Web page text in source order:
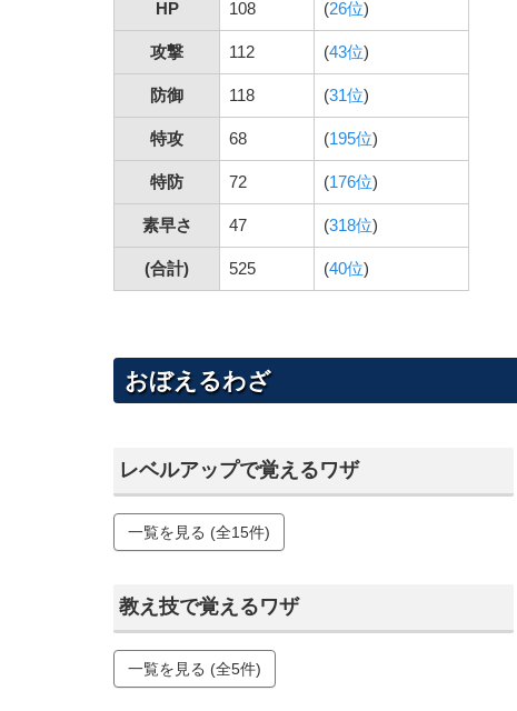
HP 108 (26位)
攻撃 112 (43位)
防御 118 (31位)
特攻 68 (195位)
特防 72 (176位)
素早さ 47 (318位)
(合計) 525 (40位)
おぼえるわざ
レベルアップで覚えるワザ
一覧を見る (全15件)
教え技で覚えるワザ
一覧を見る (全5件)